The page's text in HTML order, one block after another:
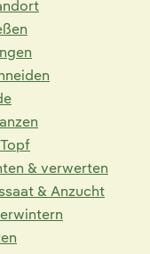
& verwerten
& Anzucht